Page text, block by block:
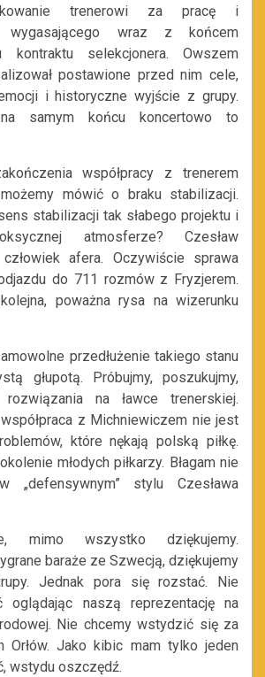
trenerowi za pracę i
wygasającego wraz z końcem
kontraktu selekcjonera. Owszem
postawione przed nim cele,
i historyczne wyjście z grupy.
samym końcu koncertowo to
współpracy z trenerem
mówić o braku stabilizacji.
stabilizacji tak słabego projektu i
atmosferze? Czesław
afera. Oczywiście sprawa
do 711 rozmów z Fryzjerem.
poważna rysa na wizerunku
przedłużenie takiego stanu
głupotą. Próbujmy, poszukujmy,
na ławce trenerskiej.
współpraca z Michniewiczem nie jest
które nękają polską piłkę.
młodych piłkarzy. Błagam nie
„defensywnym” stylu Czesława
mimo wszystko dziękujemy.
baraże ze Szwecją, dziękujemy
Jednak pora się rozstać. Nie
oglądając naszą reprezentację na
Nie chcemy wstydzić się za
Orłów. Jako kibic mam tylko jeden
wstydu oszczędź.